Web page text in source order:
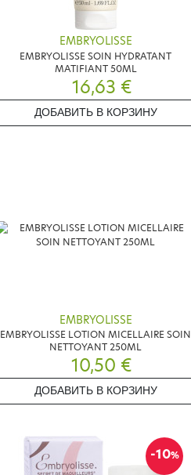
EMBRYOLISSE
EMBRYOLISSE SOIN HYDRATANT
MATIFIANT 50ML
16,63 €
ДОБАВИТЬ В КОРЗИНУ
EMBRYOLISSE
EMBRYOLISSE LOTION MICELLAIRE SOIN
NETTOYANT 250ML
10,50 €
ДОБАВИТЬ В КОРЗИНУ
-10%